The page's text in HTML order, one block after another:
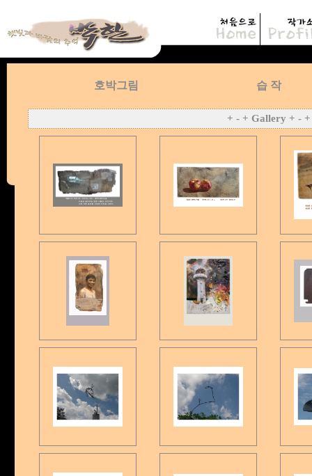
호박그림 습 작
+ - + Gallery + - +